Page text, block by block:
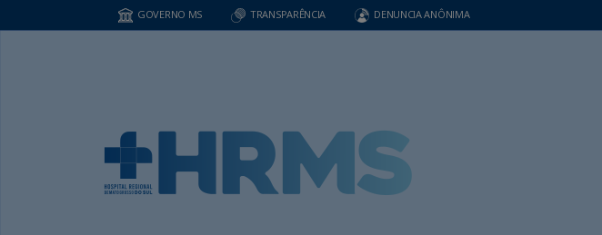
GOVERNO MS TRANSPARÊNCIA DENUNCIA ANÔNIMA